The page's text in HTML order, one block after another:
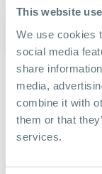
This website
We use cookies
social media
share
media,
combine it with
them or that
services.
Diámetro de